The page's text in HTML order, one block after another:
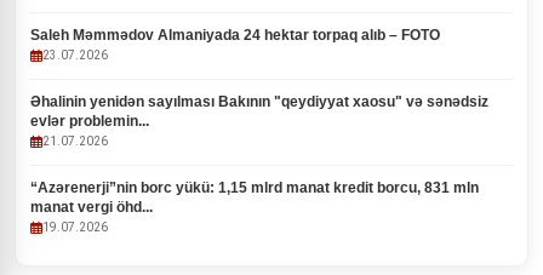
Saleh Məmmədov Almaniyada 24 hektar torpaq alıb – FOTO
23.07.2026
Əhalinin yenidən sayılması Bakının "qeydiyyat xaosu" və sənədsiz
evlər problemin...
21.07.2026
“Azərenerji”nin borc yükü: 1,15 mlrd manat kredit borcu, 831 mln
manat vergi öhd...
19.07.2026